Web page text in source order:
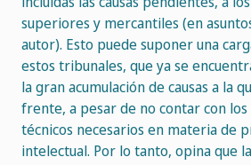
superiores y mercantiles (en
autor). Esto puede suponer una
estos tribunales, que ya se
la gran acumulación de causas a la
frente, a pesar de no contar con
técnicos necesarios en materia de
intelectual. Por lo tanto, opina que